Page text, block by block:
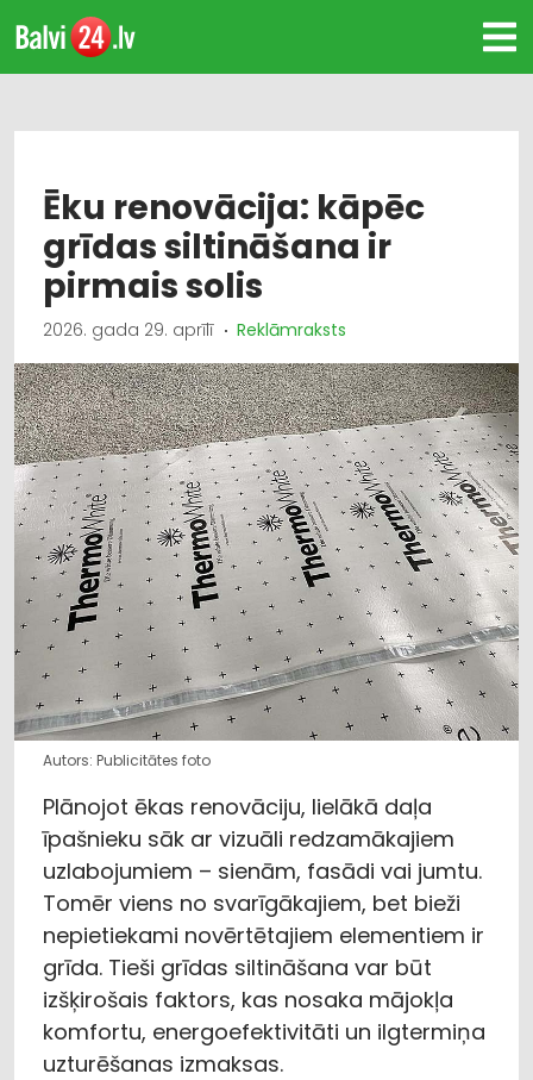
Ēku renovācija: kāpēc
grīdas siltināšana ir
pirmais solis
2026. gada 29. aprīlī Reklāmraksts
Autors: Publicitātes foto
Plānojot ēkas renovāciju, lielākā daļa
īpašnieku sāk ar vizuāli redzamākajiem
uzlabojumiem – sienām, fasādi vai jumtu.
Tomēr viens no svarīgākajiem, bet bieži
nepietiekami novērtētajiem elementiem ir
grīda. Tieši grīdas siltināšana var būt
izšķirošais faktors, kas nosaka mājokļa
komfortu, energoefektivitāti un ilgtermiņa
uzturēšanas izmaksas.